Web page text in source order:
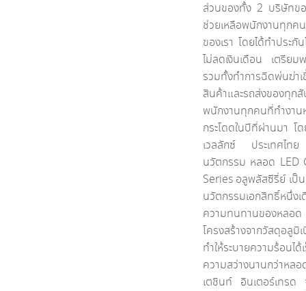
ส่วนของทั้ง 2 บริษัทข
ช่วยเหลือพนักงานทุกค
ของเรา โดยได้ทำประ
ไม่ลดเงินเดือน เตรียม
รวมทั้งทำการฉีดพ่นฆ่
สินค้าและรถส่งของ
พนักงานทุกคนที่ทำงาน
กระโดดในปีที่ผ่านมา โ
เวลลักซ์ ประเทศไ
นวัตกรรม หลอด LED
Series อลูพลัสซีรี่ย์ เ
นวัตกรรมเอกสิทธิ์หนึ่ง
ความทนทานของห
โครงสร้างจากวัสดุอลูมิ
ทำให้ระบายความร้อนไ
ความสว่างนานกว่าห
เตชินท์ อินเตอร์เทรด